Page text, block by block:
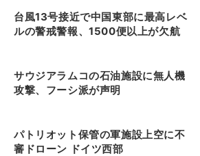
台風13号接近で中国東部に最高レベ
ルの警戒警報、1500便以上が欠航
サウジアラムコの石油施設に無人機
攻撃、フーシ派が声明
パトリオット保管の軍施設上空に不
審ドローン ドイツ西部